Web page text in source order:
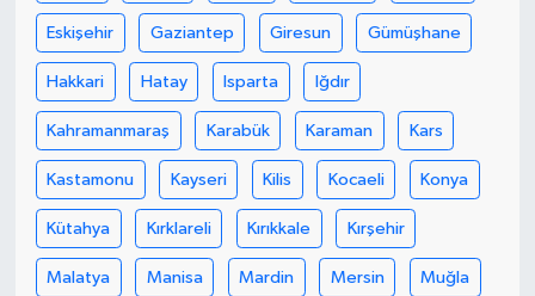
Eskişehir Gaziantep Giresun Gümüşhane
Hakkari Hatay Isparta Iğdır
Kahramanmaraş Karabük Karaman Kars
Kastamonu Kayseri Kilis Kocaeli Konya
Kütahya Kırklareli Kırıkkale Kırşehir
Malatya Manisa Mardin Mersin Muğla